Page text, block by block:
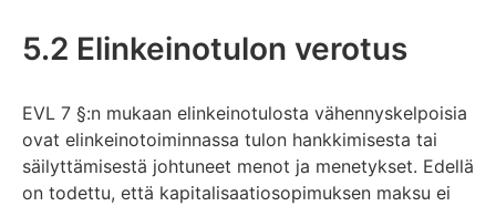
5.2 Elinkeinotulon verotus
EVL 7 §:n mukaan elinkeinotulosta vähennyskelpoisia
ovat elinkeinotoiminnassa tulon hankkimisesta tai
säilyttämisestä johtuneet menot ja menetykset. Edellä
on todettu, että kapitalisaatiosopimuksen maksu ei